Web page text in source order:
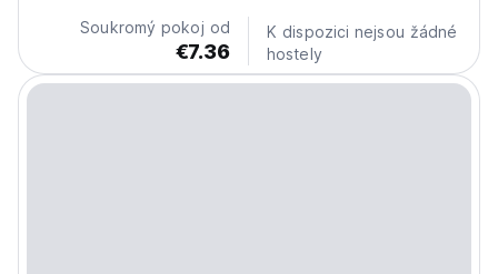
Soukromý pokoj od
€7.36
K dispozici nejsou žádné
hostely